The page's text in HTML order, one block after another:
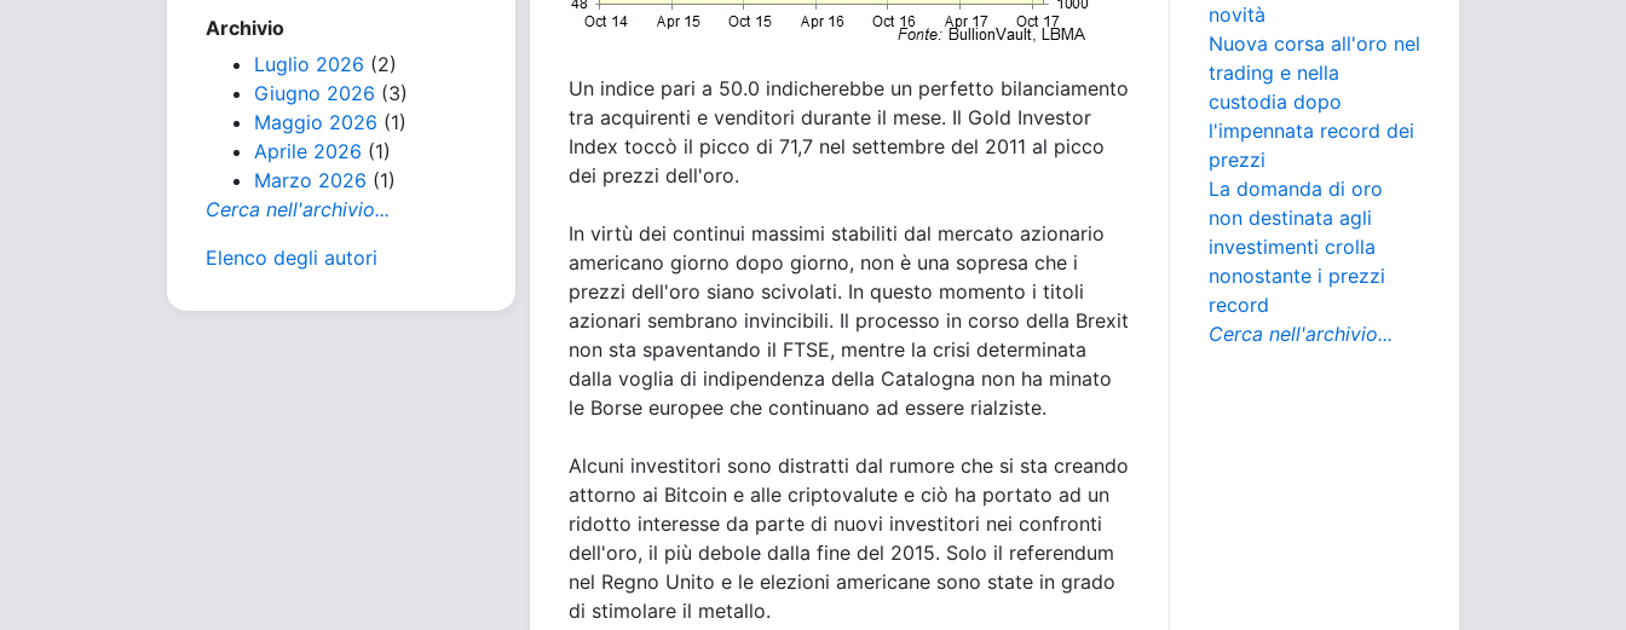
Archivio
Luglio 2026 (2)
Giugno 2026 (3)
Maggio 2026 (1)
Aprile 2026 (1)
Marzo 2026 (1)
Cerca nell'archivio...
Elenco degli autori
Un indice pari a 50.0 indicherebbe un perfetto bilanciamento
tra acquirenti e venditori durante il mese. Il Gold Investor
Index toccò il picco di 71,7 nel settembre del 2011 al picco
dei prezzi dell'oro.
In virtù dei continui massimi stabiliti dal mercato azionario
americano giorno dopo giorno, non è una sopresa che i
prezzi dell'oro siano scivolati. In questo momento i titoli
azionari sembrano invincibili. Il processo in corso della Brexit
non sta spaventando il FTSE, mentre la crisi determinata
dalla voglia di indipendenza della Catalogna non ha minato
le Borse europee che continuano ad essere rialziste.
Alcuni investitori sono distratti dal rumore che si sta creando
attorno ai Bitcoin e alle criptovalute e ciò ha portato ad un
ridotto interesse da parte di nuovi investitori nei confronti
dell'oro, il più debole dalla fine del 2015. Solo il referendum
nel Regno Unito e le elezioni americane sono state in grado
di stimolare il metallo.
novità
Nuova corsa all'oro nel
trading e nella
custodia dopo
l'impennata record dei
prezzi
La domanda di oro
non destinata agli
investimenti crolla
nonostante i prezzi
record
Cerca nell'archivio...